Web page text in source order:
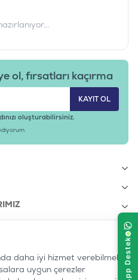
ol, fırsatları kaçırma
KAYIT OL
oluşturabilirsiniz.
daha iyi hizmet verebilmek
uygun çerezler